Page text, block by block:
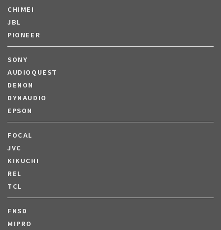
CHIMEI
JBL
PIONEER
SONY
AUDIOQUEST
DENON
DYNAUDIO
EPSON
FOCAL
JVC
KIKUCHI
REL
TCL
FNSD
MIPRO